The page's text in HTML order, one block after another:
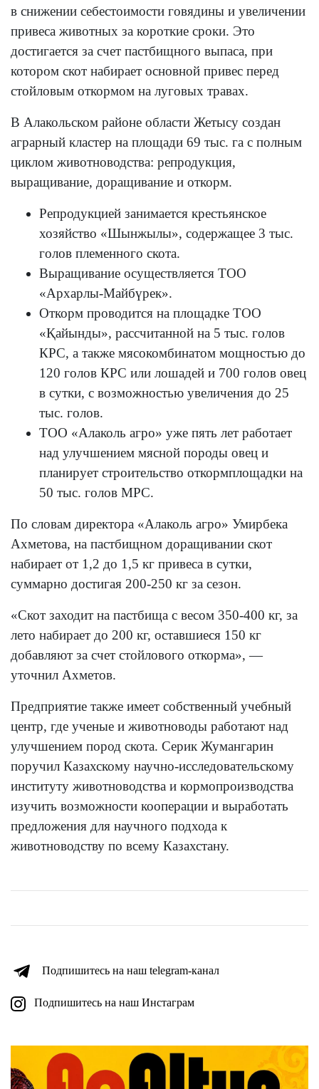
в снижении себестоимости говядины и увеличении
привеса животных за короткие сроки. Это
достигается за счет пастбищного выпаса, при
котором скот набирает основной привес перед
стойловым откормом на луговых травах.
В Алакольском районе области Жетысу создан
аграрный кластер на площади 69 тыс. га с полным
циклом животноводства: репродукция,
выращивание, доращивание и откорм.
Репродукцией занимается крестьянское
хозяйство «Шынжылы», содержащее 3 тыс.
голов племенного скота.
Выращивание осуществляется ТОО
«Архарлы-Майбүрек».
Откорм проводится на площадке ТОО
«Қайынды», рассчитанной на 5 тыс. голов
КРС, а также мясокомбинатом мощностью до
120 голов КРС или лошадей и 700 голов овец
в сутки, с возможностью увеличения до 25
тыс. голов.
ТОО «Алаколь агро» уже пять лет работает
над улучшением мясной породы овец и
планирует строительство откормплощадки на
50 тыс. голов МРС.
По словам директора «Алаколь агро» Умирбека
Ахметова, на пастбищном доращивании скот
набирает от 1,2 до 1,5 кг привеса в сутки,
суммарно достигая 200-250 кг за сезон.
«Скот заходит на пастбища с весом 350-400 кг, за
лето набирает до 200 кг, оставшиеся 150 кг
добавляют за счет стойлового откорма», —
уточнил Ахметов.
Предприятие также имеет собственный учебный
центр, где ученые и животноводы работают над
улучшением пород скота. Серик Жумангарин
поручил Казахскому научно-исследовательскому
институту животноводства и кормопроизводства
изучить возможности кооперации и выработать
предложения для научного подхода к
животноводству по всему Казахстану.
Подпишитесь на наш telegram-канал
Подпишитесь на наш Инстаграм